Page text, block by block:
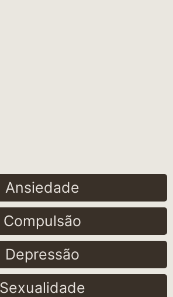
Ansiedade
Compulsão
Depressão
Sexualidade